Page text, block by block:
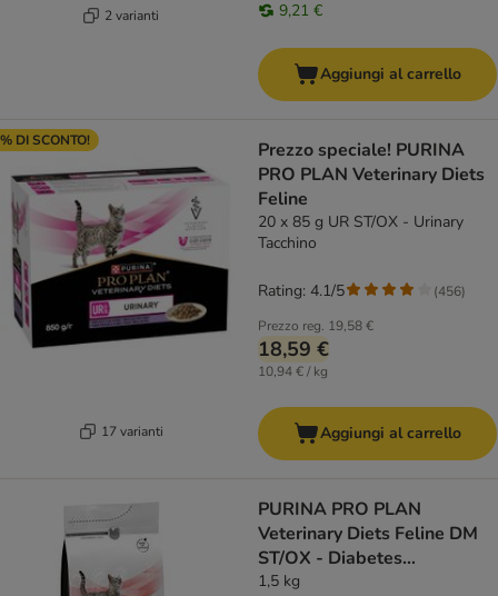
2 varianti 9,21 €
Aggiungi al carrello
DI SCONTO!
17 varianti
Prezzo speciale! PURINA
PRO PLAN Veterinary Diets
Feline
20 x 85 g UR ST/OX - Urinary
Tacchino
Prezzo reg. 19,58 €
18,59 €
10,94 € / kg
Rating: 4.1/5 (456)
Aggiungi al carrello
PURINA PRO PLAN
Veterinary Diets Feline DM
ST/OX - Diabetes
Management
1,5 kg